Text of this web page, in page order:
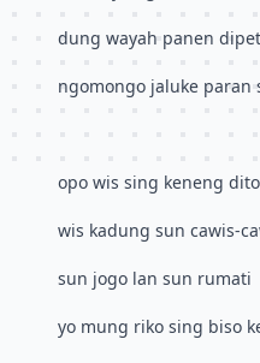
dung wayah panen
ngomongo jaluke
opo wis sing keneng
wis kadung sun cawis-
sun jogo lan sun rumati
yo mung riko sing biso